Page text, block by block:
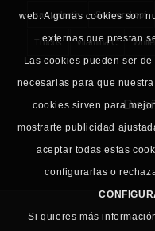
san valentin Schwarzkopf
Trucos vitamina C
web. Algunas cookies son
externas que prestan
Las cookies pueden ser
necesarias para que
cookies sirven para
mostrarte publicidad
aceptar todas estas
configurarlas o
Si quieres más